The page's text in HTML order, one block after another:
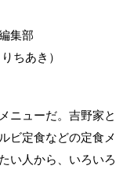
集部
ちあき）
ニューだ。吉野家と
ビ定食などの定食メ
い人から、いろいろ